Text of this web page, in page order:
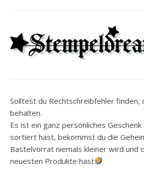
Solltest du Rechtschreibfehler finden,
behalten.
Es ist ein ganz persönliches Geschenk
sortiert hast, bekommst du die
Bastelvorrat niemals kleiner wird und
neuesten Produkte hast